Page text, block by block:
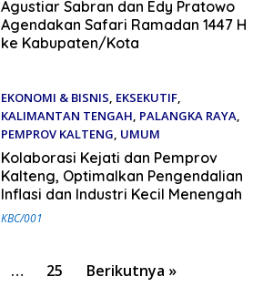
27 Februari 2026
Agustiar Sabran dan Edy Pratowo
Agendakan Safari Ramadan 1447 H
ke Kabupaten/Kota
EKONOMI & BISNIS, EKSEKUTIF,
KALIMANTAN TENGAH, PALANGKA RAYA,
PEMPROV KALTENG, UMUM
26 Februari 2026
Kolaborasi Kejati dan Pemprov
Kalteng, Optimalkan Pengendalian
Inflasi dan Industri Kecil Menengah
KBC/001
… 25 Berikutnya »